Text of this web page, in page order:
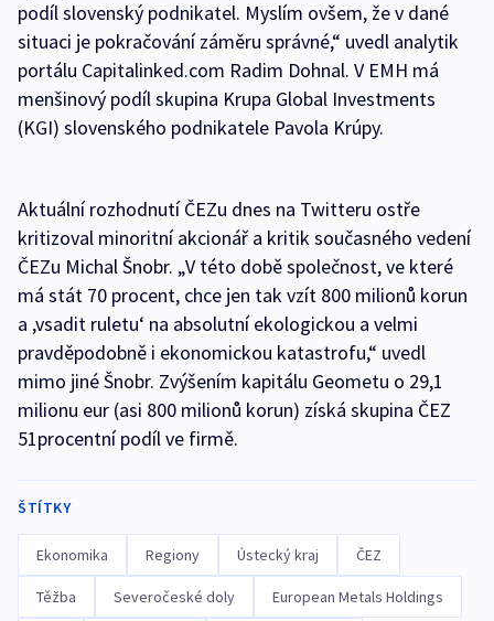
podíl slovenský podnikatel. Myslím ovšem, že v dané
situaci je pokračování záměru správné,“ uvedl analytik
portálu Capitalinked.com Radim Dohnal. V EMH má
menšinový podíl skupina Krupa Global Investments
(KGI) slovenského podnikatele Pavola Krúpy.
Aktuální rozhodnutí ČEZu dnes na Twitteru ostře
kritizoval minoritní akcionář a kritik současného vedení
ČEZu Michal Šnobr. „V této době společnost, ve které
má stát 70 procent, chce jen tak vzít 800 milionů korun
a ,vsadit ruletu‘ na absolutní ekologickou a velmi
pravděpodobně i ekonomickou katastrofu,“ uvedl
mimo jiné Šnobr. Zvýšením kapitálu Geometu o 29,1
milionu eur (asi 800 milionů korun) získá skupina ČEZ
51procentní podíl ve firmě.
ŠTÍTKY
Ekonomika Regiony Ústecký kraj ČEZ
Těžba Severočeské doly European Metals Holdings